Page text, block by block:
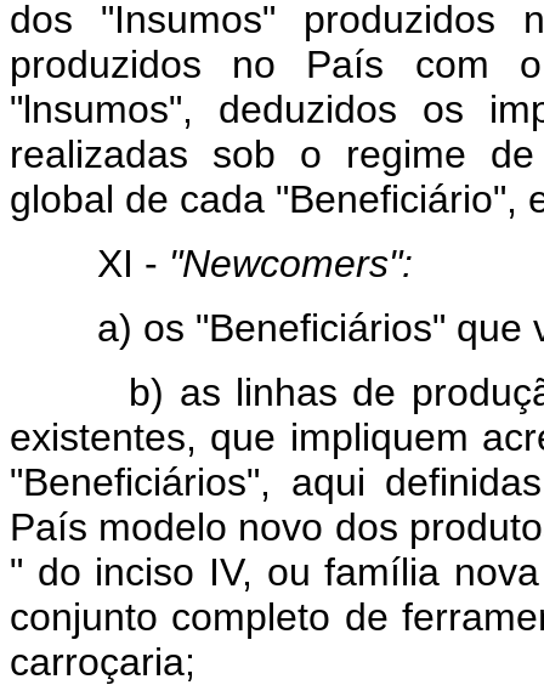
dos "Insumos"
produzidos no País com
"lnsumos", deduzidos os
realizadas sob o regime
global de cada "Beneficiário",
XI - "Newcomers":
a) os "Beneficiários" que
b) as linhas de produção
existentes, que impliquem
"Beneficiários", aqui
País modelo novo dos
" do inciso IV, ou família
conjunto completo de
carroçaria;